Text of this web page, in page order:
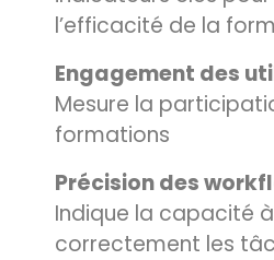
l’efficacité de la
Engagement des
Mesure la
formations
Précision des
Indique la capacité
correctement les